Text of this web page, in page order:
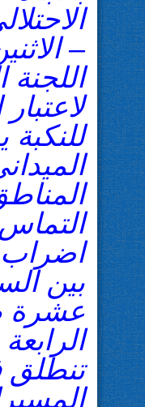
اللجنة
للنكبة
اضراب
بين
عشرة
تنطلق